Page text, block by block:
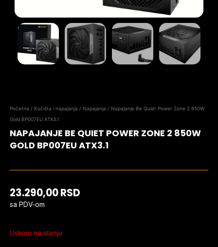
Početna / Kućišta i napajanja / Napajanja / Napajanje Be Quiet Power Zone 2 850W
Gold BP007EU ATX3.1
NAPAJANJE BE QUIET POWER ZONE 2 850W
GOLD BP007EU ATX3.1
23.290,00RSD
sa PDV-om
Uskoro na stanju